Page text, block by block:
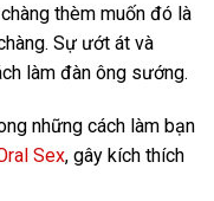
thèm muốn đó là
Sự ướt át và
làm đàn ông sướng.
những cách làm bạn
Sex, gây kích thích